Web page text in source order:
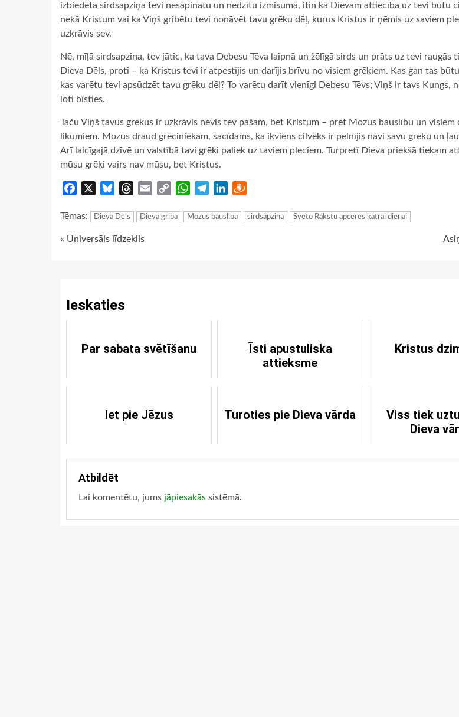
izbiedētā sirdsapziņa tevi nesāpinātu un nedzītu izmisumā, itin kā Dievam attiecībā uz tevi būtu
nekā Kristum vai ka Viņš gribētu tevi nonāvēt tavu grēku dēļ, kurus Kristus ir ņēmis uz saviem
uzkrāvis sev.
Nē, mīļā sirdsapziņa, tev jātic, ka tava Debesu Tēva laipnā un žēlīgā sirds un prāts uz tevi raugās
Dieva Dēls, proti – ka Kristus tevi ir atpestījis un darījis brīvu no visiem grēkiem. Kas gan tas
kas varētu tevi apsūdzēt tavu grēku dēļ? To varētu darīt vienīgi Debesu Tēvs; Viņš ir tavs Kungs,
ļoti bīsties.
Taču Viņš tavus grēkus ir uzkrāvis nevis tev pašam, bet Kristum – pret Mozus bauslību un visiem
likumiem. Mozus draud grēciniekam, sacīdams, ka ikviens cilvēks ir pelnījis nāvi savu grēku un
Arī laicīgajā dzīvē un valstībā tavi grēki paliek uz taviem pleciem. Turpretī Dieva priekšā tiekam
mūsu grēki vairs nav mūsu, bet Kristus.
Facebook BlueskyThreads
Email
Copy
WhatsApp
TelegramLinkedIn
Tēmas: Dieva Dēls Dieva griba Mozus bauslībā sirdsapziņa Svēto Rakstu apceres katrai dienai
Continue
« Universāls līdzeklis
Ieskaties
Par sabata svētīšanu
Īsti apustuliska
attieksme
Kristus
Iet pie Jēzus Turoties pie Dieva vārda
Viss tiek
Dieva
Atbildēt
Lai komentētu, jums jāpiesakās sistēmā.